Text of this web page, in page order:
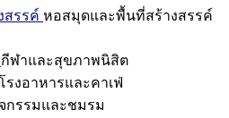
สรรค์ หอสมุดและพื้นที่สร้างสรรค์
กีฬาและสุขภาพนิสิต
รงอาหารและคาเฟ่
กรรมและชมรม